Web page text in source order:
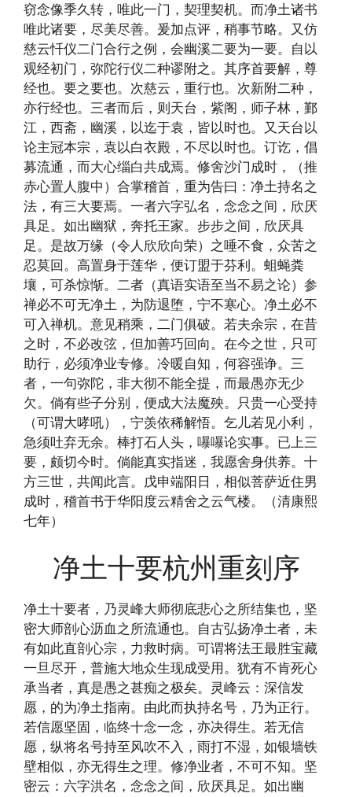
窃念像季久转，唯此一门，契理契机。而净土诸书
唯此诸要，尽美尽善。爰加点评，稍事节略。又仿
慈云忏仪二门合行之例，会幽溪二要为一要。自以
观经初门，弥陀行仪二种谬附之。其序首要解，尊
经也。要之要也。次慈云，重行也。次新附二种，
亦行经也。三者而后，则天台，紫阁，师子林，鄞
江，西斋，幽溪，以迄于袁，皆以时也。又天台以
论主冠本宗，袁以白衣殿，不尽以时也。订讫，倡
募流通，而大心缁白共成焉。修舍沙门成时，（推
赤心置人腹中）合掌稽首，重为告曰：净土持名之
法，有三大要焉。一者六字弘名，念念之间，欣厌
具足。如出幽狱，奔托王家。步步之间，欣厌具
足。是故万缘（令人欣欣向荣）之唾不食，众苦之
忍莫回。高置身于莲华，便订盟于芬利。蛆蝇粪
壤，可杀惊惭。二者（真语实语至当不易之论）参
禅必不可无净土，为防退堕，宁不寒心。净土必不
可入禅机。意见稍乘，二门俱破。若夫余宗，在昔
之时，不必改弦，但加善巧回向。在今之世，只可
助行，必须净业专修。冷暖自知，何容强诤。三
者，一句弥陀，非大彻不能全提，而最愚亦无少
欠。倘有些子分别，便成大法魔殃。只贵一心受持
（可谓大哮吼），宁羡依稀解悟。乞儿若见小利，
急须吐弃无余。棒打石人头，嚗嚗论实事。已上三
要，颇切今时。倘能真实指迷，我愿舍身供养。十
方三世，共闻此言。戊申端阳日，相似菩萨近住男
成时，稽首书于华阳度云精舍之云气楼。（清康熙
七年）
净土十要杭州重刻序
净土十要者，乃灵峰大师彻底悲心之所结集也，坚
密大师剖心沥血之所流通也。自古弘扬净土者，未
有如此直剖心宗，力救时病。可谓将法王最胜宝藏
一旦尽开，普施大地众生现成受用。犹有不肯死心
承当者，真是愚之甚痴之极矣。灵峰云：深信发
愿，的为净土指南。由此而执持名号，乃为正行。
若信愿坚固，临终十念一念，亦决得生。若无信
愿，纵将名号持至风吹不入，雨打不湿，如银墙铁
壁相似，亦无得生之理。修净业者，不可不知。坚
密云：六字洪名，念念之间，欣厌具足。如出幽